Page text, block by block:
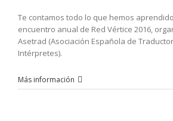
Te contamos todo lo que hemos
encuentro anual de Red Vértice 2016,
Asetrad (Asociación Española de
Intérpretes).
Más información